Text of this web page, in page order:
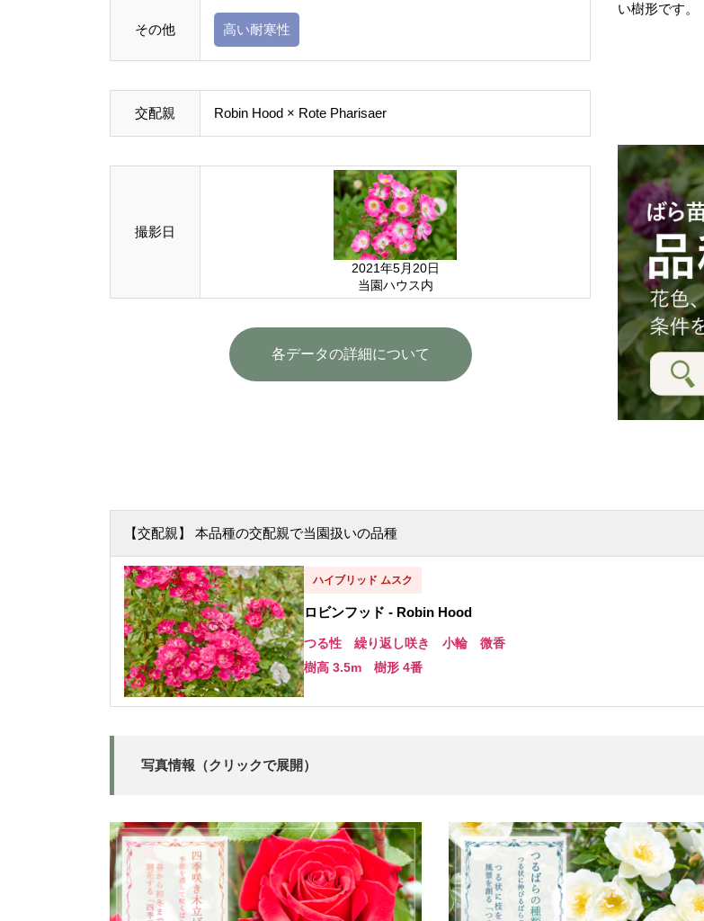
その他 高い耐寒性
交配親 Robin Hood × Rote Pharisaer
撮影日
2021年5月20日
当園ハウス内
各データの詳細について
い樹形です。
【交配親】 本品種の交配親で当園扱いの品種
ハイブリッド ムスク
ロビンフッド - Robin Hood
つる性 繰り返し咲き 小輪 微香
樹高 3.5m 樹形 4番
写真情報（クリックで展開）